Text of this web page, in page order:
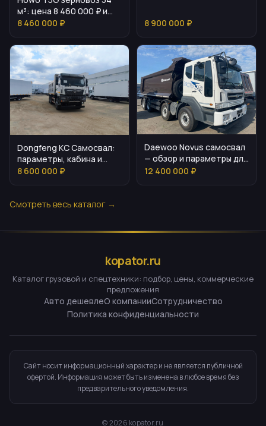
м³: цена 8 460 000 ₽ и
особенности
8 460 000 ₽
8 900 000 ₽
Dongfeng KC Самосвал:
параметры, кабина и
цена
8 600 000 ₽
Daewoo Novus самосвал
— обзор и параметры для
покупателя
12 400 000 ₽
Смотреть весь каталог →
kopator.ru
Каталог грузовой и спецтехники: подбор, цены, коммерческие
предложения
Авто дешевлеО компанииСотрудничество
Политика конфиденциальности
Сайт носит информационный характер и не является публичной
офертой. Информация может быть изменена в любое время без
предварительного уведомления.
©2026 kopator.ru